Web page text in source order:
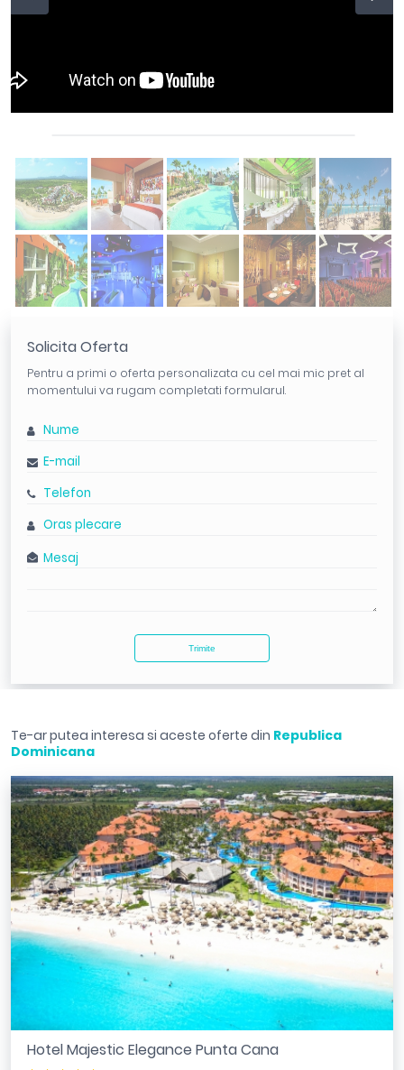
Solicita Oferta
Pentru a primi o oferta personalizata cu cel mai mic pret al
momentului va rugam completati formularul.
Te-ar putea interesa si aceste oferte din Republica
Dominicana
Hotel Majestic Elegance Punta Cana